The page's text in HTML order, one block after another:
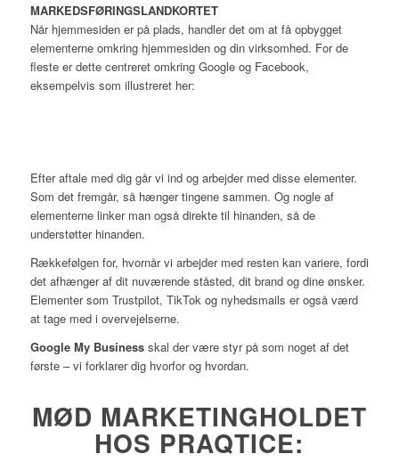
MARKEDSFØRINGSLANDKORTET
Når hjemmesiden er på plads, handler det om at få opbygget
elementerne omkring hjemmesiden og din virksomhed. For de
fleste er dette centreret omkring Google og Facebook,
eksempelvis som illustreret her:
Efter aftale med dig går vi ind og arbejder med disse elementer.
Som det fremgår, så hænger tingene sammen. Og nogle af
elementerne linker man også direkte til hinanden, så de
understøtter hinanden.
Rækkefølgen for, hvornår vi arbejder med resten kan variere, fordi
det afhænger af dit nuværende ståsted, dit brand og dine ønsker.
Elementer som Trustpilot, TikTok og nyhedsmails er også værd
at tage med i overvejelserne.
Google My Businessskal der være styr på som noget af det
første – vi forklarer dig hvorfor og hvordan.
MØD MARKETINGHOLDET
HOS PRAQTICE: